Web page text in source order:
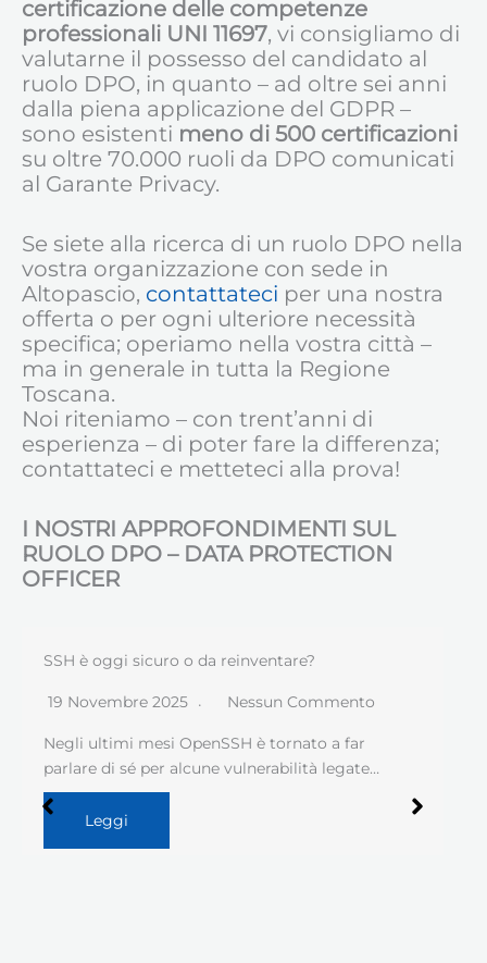
certificazione delle competenze
professionali UNI 11697, vi consigliamo di
valutarne il possesso del candidato al
ruolo DPO, in quanto – ad oltre sei anni
dalla piena applicazione del GDPR –
sono esistenti meno di 500 certificazioni
su oltre 70.000 ruoli da DPO comunicati
al Garante Privacy.
Se siete alla ricerca di un ruolo DPO nella
vostra organizzazione con sede in
Altopascio, contattateci per una nostra
offerta o per ogni ulteriore necessità
specifica; operiamo nella vostra città –
ma in generale in tutta la Regione
Toscana.
Noi riteniamo – con trent’anni di
esperienza – di poter fare la differenza;
contattateci e metteteci alla prova!
I NOSTRI APPROFONDIMENTI SUL
RUOLO DPO – DATA PROTECTION
OFFICER
SSH è oggi sicuro o da reinventare?
19 Novembre 2025 Nessun Commento
Negli ultimi mesi OpenSSH è tornato a far
parlare di sé per alcune vulnerabilità legate…
Leggi